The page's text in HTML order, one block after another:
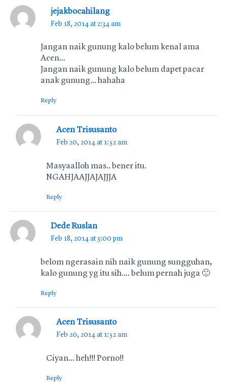
jejakbocahilang
Feb 18, 2014 at 2:34 am
Jangan naik gunung kalo belum kenal ama
Acen…
Jangan naik gunung kalo belum dapet pacar
anak gunung… hahaha
Reply
Acen Trisusanto
Feb 20, 2014 at 1:52 am
Masyaalloh mas.. bener itu.
NGAHJAAJJAJAJJJA
Reply
Dede Ruslan
Feb 18, 2014 at 5:00 pm
belom ngerasain nih naik gunung sungguhan,
kalo gunung yg itu sih…. belum pernah juga 🙁
Reply
Acen Trisusanto
Feb 20, 2014 at 1:52 am
Ciyan… heh!!! Porno!!
Reply